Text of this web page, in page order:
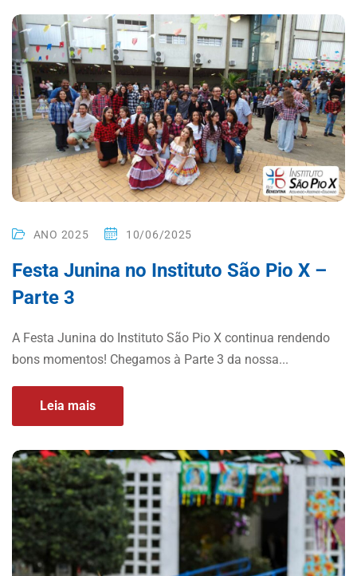
ANO 2025 10/06/2025
Festa Junina no Instituto São Pio X –
Parte 3
A Festa Junina do Instituto São Pio X continua rendendo
bons momentos! Chegamos à Parte 3 da nossa...
Leia mais